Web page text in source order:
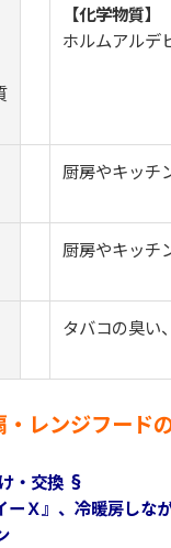
【化学物質】
ホルムアルデ
厨房やキッチ
厨房やキッチ
タバコの臭い
・レンジフード
・交換 §
ーＸ』、冷暖房しな